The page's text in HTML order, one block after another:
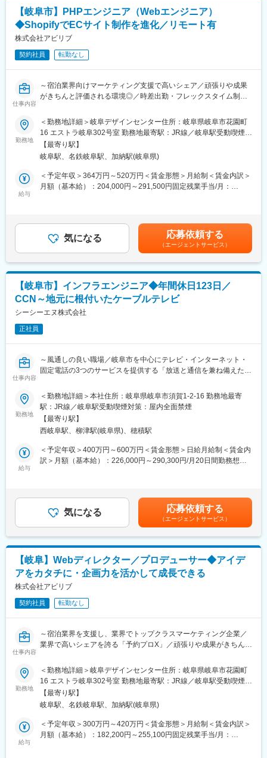
（会計）Galileo ミロク情報サービス
（経費精算）楽楽精算
（業務効率）CELF など
※総合職の採用ですので、将来的には他部署へのジョブローテーシ
ョンの可能性もあります。
■組織構成：
経理部 6名
部長（50 代前半）、男性スタッフ3名（40代1名、30代１名、20
■当社の特徴：
創業120年超の老舗教育出版社。
誰もがきっと使ったことがある、小学校で使うテスト・ドリルな
家庭科で使う裁縫セットなどの教材・教具の企画から製作・販売
までをトータルに行っております。
効果的にデジタルデータを活用し、基礎・基本 の定着や活用する
力の育成と評価を念頭におき、教師の負担軽減にも配慮しながら
教育現場のニーズに応えた改訂を行っております。近年のGIGAス
クール構想では、端末を活用して生徒一人ひとりに個別最適な学
びを得られること、創造性を育む教育ICT環境の実現が求められて
います。
当社では先生や子供たちが使い慣れた紙の教材をベースとして無
理なくデジタル端末を活用できるハイブリッド型教材を提供して
います。
当社では、長年にわたり教育事業のノウハウを活用し企業価値の
向上に努めております。
【岐阜市】PHPエンジニア（Webエンジニア）
◆ShopifyでECサイト制作を進化／リモート有
株式会社アビリブ
契約社員 転勤なし
仕事内容
～宿泊業界向けマーケティング支援で高いシェア／頑張りや成果
がきちんと評価される環境◎／時差出勤・フレックスタイム制
■ポジション概要：
私たちは、成長を続けるEC事業の拡大に向けて、PHPを活用した
Web開発を一緒に進めていただけるエンジニアを募集します！
ECサイト構築を中心に、ShopifyやWordPressを活用したサイト
制作・運用をお任せします。
経験が浅い方でも、スキルを伸ばしながら成長できる環境です。
ズ含む）
・WordPressを用いたWebサイトの構築・運用
◎PHPのスキルを活かしつつ、ShopifyやWordPressを中心とした
EC構築に携わっていただきます。
◎「PHPが得意で、EC/CMS構築の経験もある」という方にぴっ
たりのポジションです。
■事業の魅力：
私たちのShopify事業は、急成長するEC市場に対応し、柔軟かつ
迅速なオンラインストア構築を実現します。
最新の技術を取り入れたカスタムソリューションの提供により、
また、デザインやマーケティングとの連携を通じて、競争力の高
いECプラットフォームを構築しています。
■組織構成：
ます。
特に、Shopifyの事業をさらに加速させるべく、新たなメンバーを
当社は、大手ホテルチェーンや有名観光施設の大型案件を多く手
がけており、宿泊業界や観光業の課題に対して、グループ一丸と
なってシステムソリューションを提供しています。自社でシステ
ムを内製し、業界の発展を支えることができるため、他の企業で
は得られない充実感と達成感が得られます。
勤務地
＜勤務地詳細＞岐阜デザインセンター住所：岐阜県岐阜市花園町
16 エストラ岐阜302号室 勤務地最寄駅：JR線／岐阜駅受動喫煙対
策：屋内全面禁煙
【最寄り駅】
岐阜駅、名鉄岐阜駅、加納駅(岐阜県)
給与
＜予定年収＞364万円～520万円＜賃金形態＞月給制＜賃金内訳＞
月額（基本給）：204,000円～291,500円固定残業手当/月：
超過した時間外労働の残業時間代は追加支給■昇給：実績・評価に
より年1回（10月）■賞与：年2回（6月または7月、12月）賃金は
あくまでも目安の金額であり、選考を通じて上下する可能性があ
ります。月給(月額)は固定手当を含めた表記です。
気になる 応募依頼する
（エージェントサービス）
【岐阜市】インフラエンジニア◆年間休日123日／
CCN～地元に根付いたケーブルテレビ
シーシーエヌ株式会社
正社員
仕事内容
～風通しの良い職場／岐阜市を中心にテレビ・インターネット・
固定電話の3つのサービスを提供する「放送と通信を兼ね備えた総
■業務概要
岐阜県内を中心にケーブルテレビなどのITインフラ事業を行う当
社にて、インフラエンジニアをお任せいたします。
■主な業務内容
・放送・通信設備の状態監視
■業務詳細
社内の情報システムとセキュリティの対応がメイン業務です。社
内全体のソリューションについても担当いただきます。また、
RPAを活用した業務改善の強化を図るため、RPAツールでの開発
や導入、導入後の運用・改善までを行っていただき、RPAエンジ
ニアとして業務をお任せします。
■組織構成
配属先の技術部は18名であり、20代～70代まで幅広い年齢層の方
が活躍しています。技術職の部署ですが、明るく元気な社員が多
く、すぐに馴染んでいただけます。
・半日・時間有休も取得可能（月1日は有休をとる風土）
・土日と有給をくっつけて長期休暇取得（例：5日など）も可能
・フレックスタイム制を導入。コアタイムはない為、夜遅くまで
残業した翌日は午前休の取得可能。
※リモート勤務も社内調整の上、利用可。今後は全社的に利用でき
るよう社内制度を構築中
勤務地
＜勤務地詳細＞本社住所：岐阜県岐阜市須賀1-2-16 勤務地最寄
駅：JR線／岐阜駅受動喫煙対策：屋内全面禁煙
【最寄り駅】
西岐阜駅、柳津駅(岐阜県)、穂積駅
給与
＜予定年収＞400万円～600万円＜賃金形態＞日給月給制＜賃金内
訳＞月額（基本給）：226,000円～290,300円/月20日間勤務想定
す。■昇給：年1回（4月）■賞与：年2回（7月・12月）※年間4.8ヶ
月■年収例：34歳（経験10年）年収538万円／月給28.8万円＋賞
与、30歳年収490万円／月給26万円＋賞与賃金はあくまでも目安
の金額であり、選考を通じて上下する可能性があります。月給(月
額)は固定手当を含めた表記です。
気になる 応募依頼する
（エージェントサービス）
【岐阜】Webディレクター／プロデューサー◆アイデ
アをカタチに・企画力を活かして成長できる
株式会社アビリブ
契約社員 転勤なし
仕事内容
～宿泊業界を支援し、業界でトップクラスマーケティング企業／
業界で高いシェアを誇る「予約プロX」／頑張りや成果がきちんと
■業務内容：
Webディレクターとして、観光業界のDXを推進するWeb制作プロ
ジェクトの中心的な役割を担っていただきます。クライアントと
密にコミュニケーションを取りながら、課題を理解し、Webサイ
トを活用した最適なソリューションを提案・実現することがミッ
ションです。
勤務地
＜勤務地詳細＞岐阜デザインセンター住所：岐阜県岐阜市花園町
16 エストラ岐阜302号室 勤務地最寄駅：JR線／岐阜駅受動喫煙対
策：屋内全面禁煙変更の範囲：会社の定める事業所（リモートワ
ーク含む）
【最寄り駅】
岐阜駅、名鉄岐阜駅、加納駅(岐阜県)
給与
＜予定年収＞300万円～420万円＜賃金形態＞月給制＜賃金内訳＞
月額（基本給）：182,200円～255,100円固定残業手当/月：